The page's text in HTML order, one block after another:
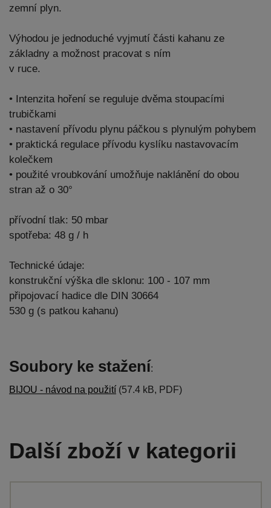
zemní plyn.
Výhodou je jednoduché vyjmutí části kahanu ze
základny a možnost pracovat s ním
v ruce.
• Intenzita hoření se reguluje dvěma stoupacími
trubičkami
• nastavení přívodu plynu páčkou s plynulým pohybem
• praktická regulace přívodu kyslíku nastavovacím
kolečkem
• použité vroubkování umožňuje naklánění do obou
stran až o 30°
přívodní tlak: 50 mbar
spotřeba: 48 g / h
Technické údaje:
konstrukční výška dle sklonu: 100 - 107 mm
připojovací hadice dle DIN 30664
530 g (s patkou kahanu)
Soubory ke stažení:
BIJOU - návod na použití (57.4 kB, PDF)
Další zboží v kategorii